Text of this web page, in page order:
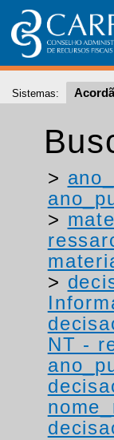
Sistemas:
>
>
>
NT -